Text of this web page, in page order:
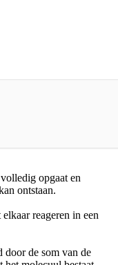
opgaat en
ontstaan.
reageren in een
door de som van de